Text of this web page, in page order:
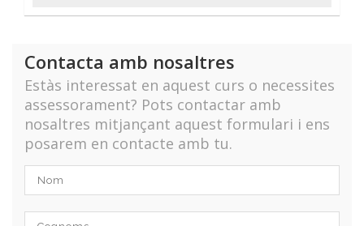
Contacta amb nosaltres
Estàs interessat en aquest curs o necessites
assessorament? Pots contactar amb
nosaltres mitjançant aquest formulari i ens
posarem en contacte amb tu.